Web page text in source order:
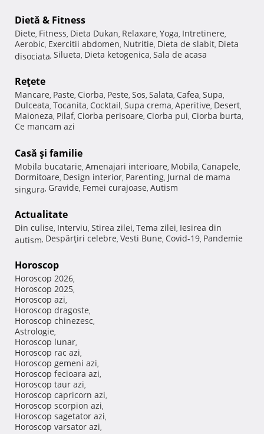
Dietă & Fitness
Diete, Fitness, Dieta Dukan, Relaxare, Yoga, Intretinere,
Aerobic, Exercitii abdomen, Nutritie, Dieta de slabit, Dieta
disociata, Silueta, Dieta ketogenica, Sala de acasa
Reţete
Mancare, Paste, Ciorba, Peste, Sos, Salata, Cafea, Supa,
Dulceata, Tocanita, Cocktail, Supa crema, Aperitive, Desert,
Maioneza, Pilaf, Ciorba perisoare, Ciorba pui, Ciorba burta,
Ce mancam azi
Casă şi familie
Mobila bucatarie, Amenajari interioare, Mobila, Canapele,
Dormitoare, Design interior, Parenting, Jurnal de mama
singura, Gravide, Femei curajoase, Autism
Actualitate
Din culise, Interviu, Stirea zilei, Tema zilei, Iesirea din
autism, Despărţiri celebre, Vesti Bune, Covid-19, Pandemie
Horoscop
Horoscop 2026,
Horoscop 2025,
Horoscop azi,
Horoscop dragoste,
Horoscop chinezesc,
Astrologie,
Horoscop lunar,
Horoscop rac azi,
Horoscop gemeni azi,
Horoscop fecioara azi,
Horoscop taur azi,
Horoscop capricorn azi,
Horoscop scorpion azi,
Horoscop sagetator azi,
Horoscop varsator azi,